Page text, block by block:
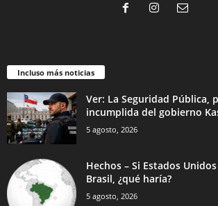
Incluso más noticias
Ver: La Seguridad Pública,
incumplida del gobierno
5 agosto, 2026
Hechos – Si Estados
Brasil, ¿qué haría?
5 agosto, 2026